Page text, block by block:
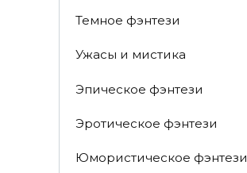
Темное фэнтези
Ужасы и мистика
Эпическое фэнтези
Эротическое фэнтези
Юмористическое фэнтези